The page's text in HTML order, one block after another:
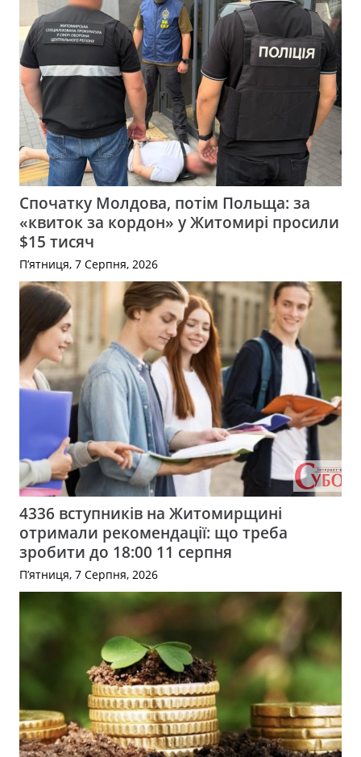
Спочатку Молдова, потім Польща: за
«квиток за кордон» у Житомирі просили
$15 тисяч
П’ятниця, 7 Серпня, 2026
4336 вступників на Житомирщині
отримали рекомендації: що треба
зробити до 18:00 11 серпня
П’ятниця, 7 Серпня, 2026